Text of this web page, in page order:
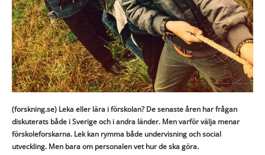
(forskning.se) Leka eller lära i förskolan? De senaste åren har frågan
diskuterats både i Sverige och i andra länder. Men varför välja menar
förskoleforskarna. Lek kan rymma både undervisning och social
utveckling. Men bara om personalen vet hur de ska göra.